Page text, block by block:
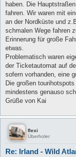
r
a
haben. Die
fahren. Wir waren mit
an der Nordküste und
schmalen Wege fahren
Erinnerung für große
etwas.
Problematisch waren
der Ticketautomat auf
sofern vorhanden, eine
Die großen
mindestens genauso
Grüße von Kai
flexi
Überholer
Re: Irland - Wild